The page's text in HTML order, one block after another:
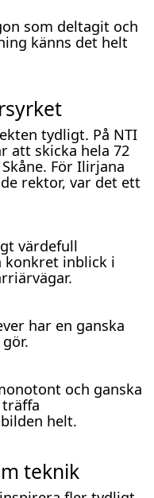
som deltagit och
känns det helt
tydligt. På NTI
att skicka hela 72
För Ilirjana
rektor, var det ett
värdefull
konkret inblick i
har en ganska
och ganska
helt.
teknik